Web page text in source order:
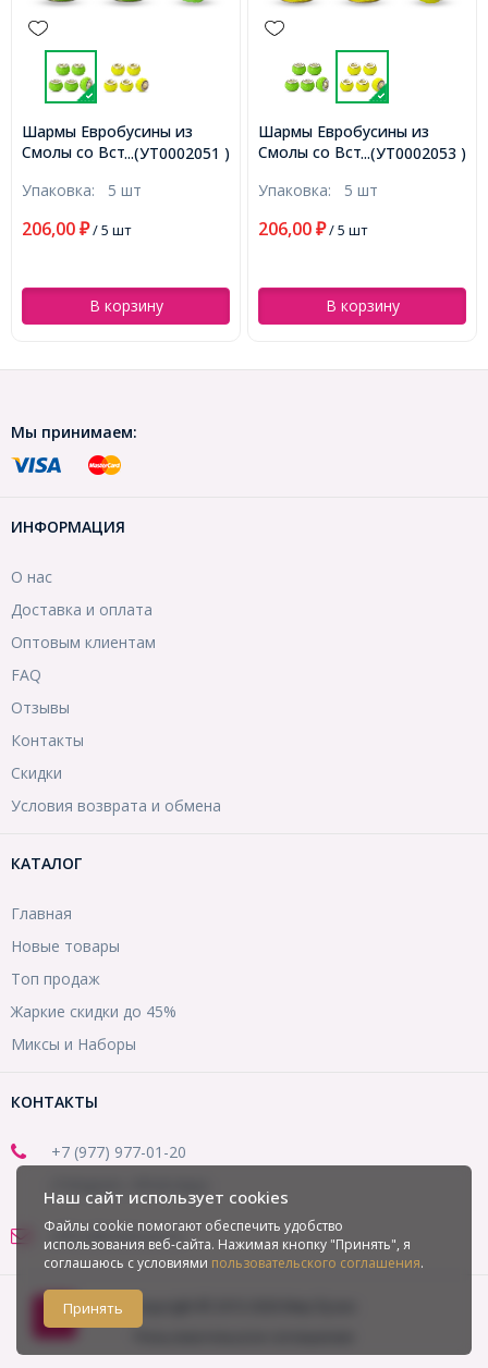
...(УТ0002051 )
Шармы Евробусины из
Смолы со Вставкой из
Эффектом Страз, Рондель,
Отверстие 4.5мм,
Упаковка: 5 шт
206,00 ₽/ 5 шт
В корзину
...(УТ0002053 )
Шармы Евробусины из
Смолы со Вставкой из
Эффектом Страз, Рондель,
Отверстие 4.5мм,
Упаковка: 5 шт
206,00 ₽/ 5 шт
В корзину
Мы принимаем:
ИНФОРМАЦИЯ
О нас
Доставка и оплата
Оптовым клиентам
FAQ
Отзывы
Контакты
Скидки
Условия возврата и обмена
КАТАЛОГ
Главная
Новые товары
Топ продаж
Жаркие скидки до 45%
Миксы и Наборы
КОНТАКТЫ
+7 (977) 977-01-20
office@mirbusin.ru
Наш сайт использует cookies
Файлы cookie помогают обеспечить удобство
использования веб-сайта. Нажимая кнопку "Принять", я
соглашаюсь с условиями пользовательского соглашения.
Принять